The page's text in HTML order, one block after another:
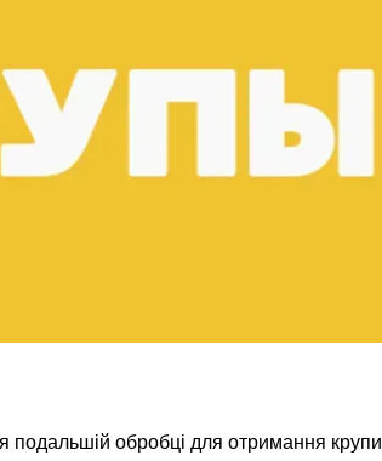
подальшій обробці для отримання